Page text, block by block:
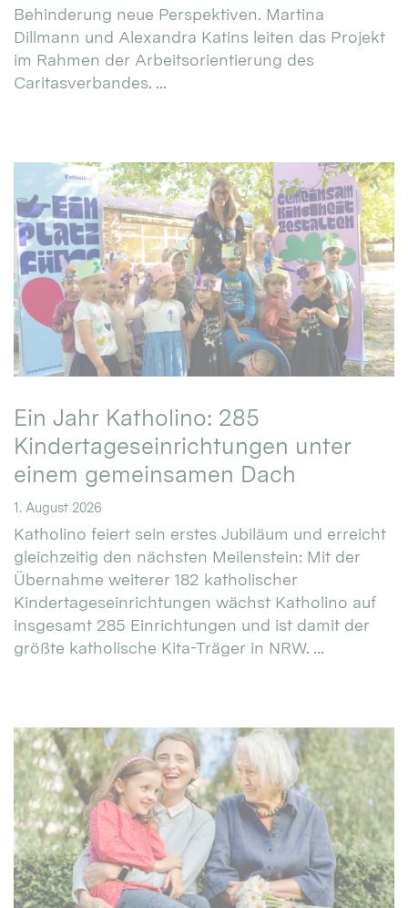
Behinderung neue Perspektiven. Martina
Dillmann und Alexandra Katins leiten das Projekt
im Rahmen der Arbeitsorientierung des
Caritasverbandes. ...
Ein Jahr Katholino: 285
Kindertageseinrichtungen unter
einem gemeinsamen Dach
1. August 2026
Katholino feiert sein erstes Jubiläum und erreicht
gleichzeitig den nächsten Meilenstein: Mit der
Übernahme weiterer 182 katholischer
Kindertageseinrichtungen wächst Katholino auf
insgesamt 285 Einrichtungen und ist damit der
größte katholische Kita-Träger in NRW. ...